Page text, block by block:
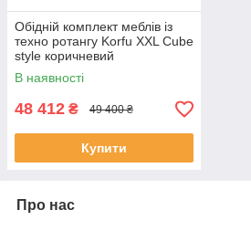
Обідній комплект меблів із
техно ротангу Korfu XXL Cube
style коричневий
В наявності
48 412 ₴ 49 400 ₴
Купити
Про нас